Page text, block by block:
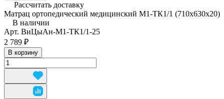
Рассчитать доставку
Матрац ортопедический медицинский М1-ТК1/1 (710x630x20)
В наличии
Арт. ВиЦыАн-М1-ТК1/1-25
2 789 ₽
В корзину